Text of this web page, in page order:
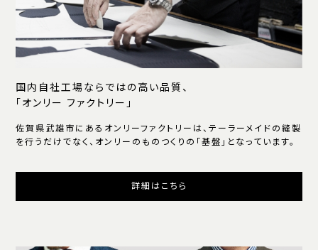
国内自社工場ならではの高い品質、
「オンリー ファクトリー」
佐賀県武雄市にあるオンリーファクトリーは、テーラーメイドの縫製
を行うだけでなく、オンリーのものつくりの「基盤」となっています。
詳細はこちら